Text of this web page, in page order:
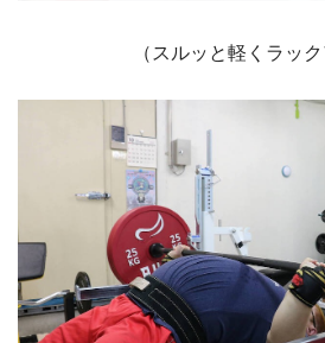
（スルッと軽くラック